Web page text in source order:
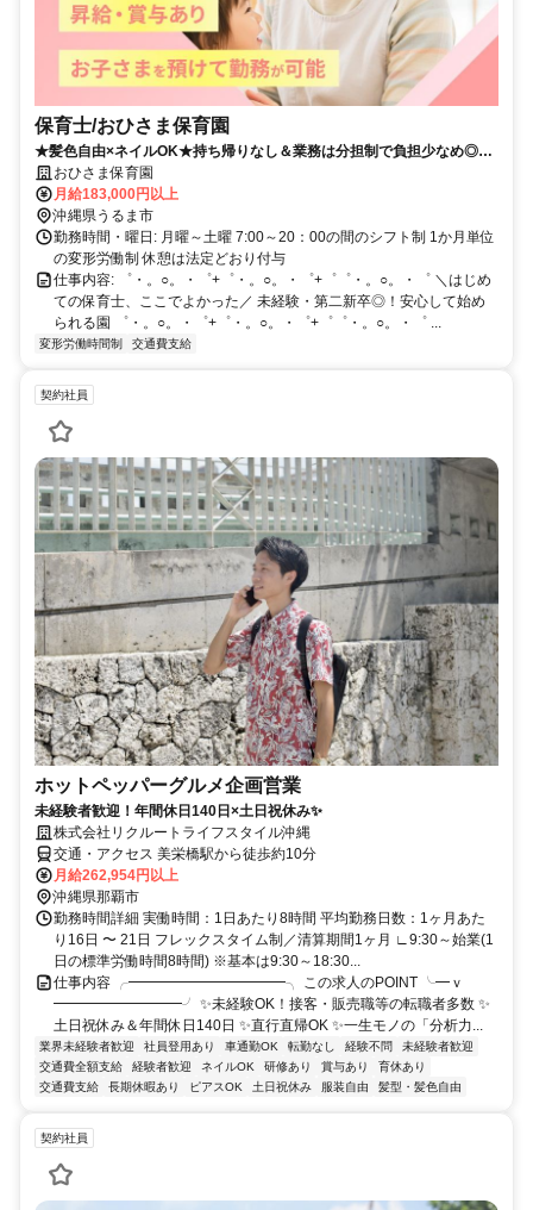
保育士/おひさま保育園
★髪色自由×ネイルOK★持ち帰りなし＆業務は分担制で負担少なめ◎年
間休日117日でプライベート充実！
おひさま保育園
月給183,000円以上
沖縄県うるま市
勤務時間・曜日: 月曜～土曜 7:00～20：00の間のシフト制 1か月単位
の変形労働制 休憩は法定どおり付与
仕事内容: ゜・。○。・゜+゜・。○。・゜+゜゜・。○。・゜ ＼はじめ
ての保育士、ここでよかった／ 未経験・第二新卒◎！安心して始め
られる園 ゜・。○。・゜+゜・。○。・゜+゜゜・。○。・゜ ...
変形労働時間制 交通費支給
契約社員
ホットペッパーグルメ企画営業
未経験者歓迎！年間休日140日×土日祝休み✨
株式会社リクルートライフスタイル沖縄
交通・アクセス 美栄橋駅から徒歩約10分
月給262,954円以上
沖縄県那覇市
勤務時間詳細 実働時間：1日あたり8時間 平均勤務日数：1ヶ月あた
り16日 〜 21日 フレックスタイム制／清算期間1ヶ月 ∟9:30～始業(1
日の標準労働時間8時間) ※基本は9:30～18:30...
仕事内容 ╭━━━━━━━━━━━╮ この求人のPOINT ╰━ｖ
━━━━━━━━━╯ ✨未経験OK！接客・販売職等の転職者多数 ✨
土日祝休み＆年間休日140日 ✨直行直帰OK ✨一生モノの「分析力...
業界未経験者歓迎 社員登用あり 車通勤OK 転勤なし 経験不問
未経験者歓迎
交通費全額支給
経験者歓迎 ネイルOK 研修あり 賞与あり
育休あり
交通費支給
長期休暇あり ピアスOK 土日祝休み 服装自由 髪型・髪色自由
契約社員